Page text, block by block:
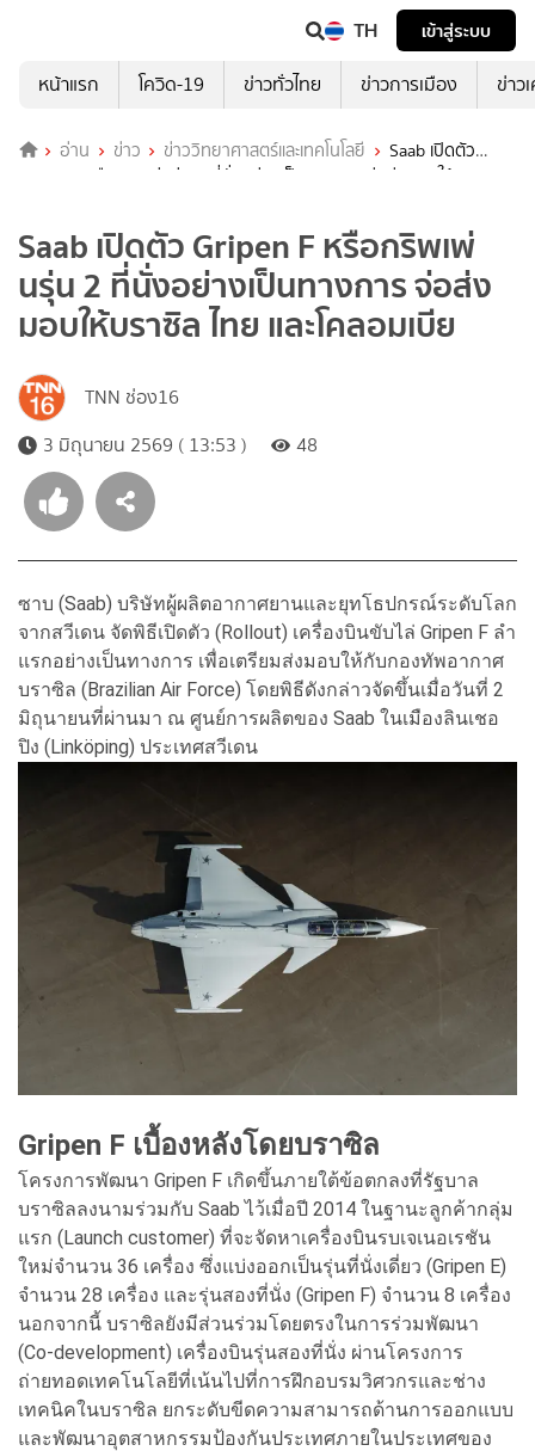
TH
เข้าสู่ระบบ
หน้าแรก
โควิด-19 ข่าวทั่วไทย ข่าวการเมือง ข่าว
อ่าน ข่าว ข่าววิทยาศาสตร์และเทคโนโลยี
Saab เปิดตัว
Gripen F หรือกริพเพ่นรุ่น 2 ที่นั่งอย่างเป็นทางการ จ่อส่งมอบให้บราซิล
Saab เปิดตัว Gripen F หรือกริพเพ่
นรุ่น 2 ที่นั่งอย่างเป็นทางการ จ่อส่ง
มอบให้บราซิล ไทย และโคลอมเบีย
TNN ช่อง16
3 มิถุนายน 2569 ( 13:53 )
48
ซาบ (Saab) บริษัทผู้ผลิตอากาศยานและยุทโธปกรณ์ระดับโลก
จากสวีเดน จัดพิธีเปิดตัว (Rollout) เครื่องบินขับไล่ Gripen F ลำ
แรกอย่างเป็นทางการ เพื่อเตรียมส่งมอบให้กับกองทัพอากาศ
บราซิล (Brazilian Air Force) โดยพิธีดังกล่าวจัดขึ้นเมื่อวันที่ 2
มิถุนายนที่ผ่านมา ณ ศูนย์การผลิตของ Saab ในเมืองลินเชอ
ปิง (Linköping) ประเทศสวีเดน
Gripen F เบื้องหลังโดยบราซิล
โครงการพัฒนา Gripen F เกิดขึ้นภายใต้ข้อตกลงที่รัฐบาล
บราซิลลงนามร่วมกับ Saab ไว้เมื่อปี 2014 ในฐานะลูกค้ากลุ่ม
แรก (Launch customer) ที่จะจัดหาเครื่องบินรบเจเนอเรชัน
ใหม่จำนวน 36 เครื่อง ซึ่งแบ่งออกเป็นรุ่นที่นั่งเดี่ยว (Gripen E)
จำนวน 28 เครื่อง และรุ่นสองที่นั่ง (Gripen F) จำนวน 8 เครื่อง
นอกจากนี้ บราซิลยังมีส่วนร่วมโดยตรงในการร่วมพัฒนา
(Co-development) เครื่องบินรุ่นสองที่นั่ง ผ่านโครงการ
ถ่ายทอดเทคโนโลยีที่เน้นไปที่การฝึกอบรมวิศวกรและช่าง
เทคนิคในบราซิล ยกระดับขีดความสามารถด้านการออกแบบ
และพัฒนาอุตสาหกรรมป้องกันประเทศภายในประเทศของ